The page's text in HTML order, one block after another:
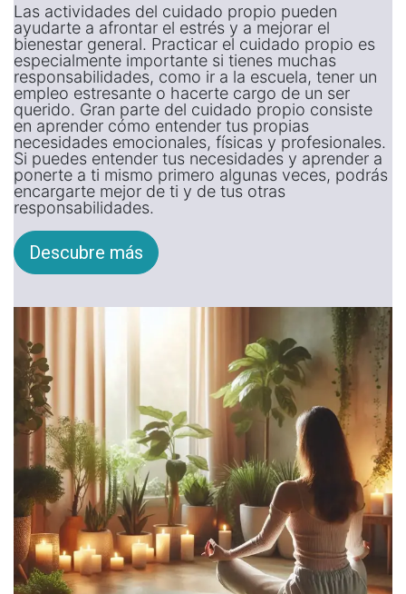
Las actividades del cuidado propio pueden
ayudarte a afrontar el estrés y a mejorar el
bienestar general. Practicar el cuidado propio es
especialmente importante si tienes muchas
responsabilidades, como ir a la escuela, tener un
empleo estresante o hacerte cargo de un ser
querido. Gran parte del cuidado propio consiste
en aprender cómo entender tus propias
necesidades emocionales, físicas y profesionales.
Si puedes entender tus necesidades y aprender a
ponerte a ti mismo primero algunas veces, podrás
encargarte mejor de ti y de tus otras
responsabilidades.
Descubre más